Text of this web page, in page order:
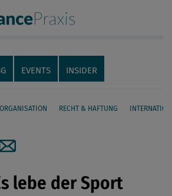
Praxis
EVENTS INSIDER
RECHT & HAFTUNG
lebe der Sport